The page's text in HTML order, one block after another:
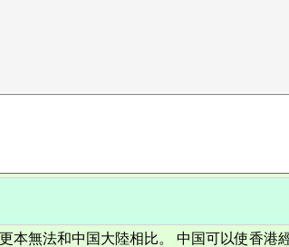
無法和中国大陸相比。 中国可以使香港